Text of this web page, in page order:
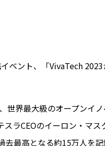
ベント、「VivaTech
世界最大級のオープンイノ
ラCEOのイーロン・マス
去最高となる約15万人を